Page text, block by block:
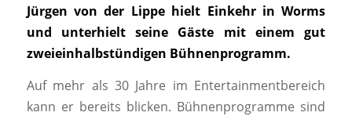
Jürgen von der Lippe hielt Einkehr in Worms
und unterhielt seine Gäste mit einem gut
zweieinhalbstündigen Bühnenprogramm.
Auf mehr als 30 Jahre im Entertainmentbereich
kann er bereits blicken. Bühnenprogramme sind